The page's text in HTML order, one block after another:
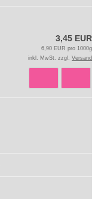
3,45 EUR
6,90 EUR pro 1000g
inkl. MwSt. zzgl. Versand